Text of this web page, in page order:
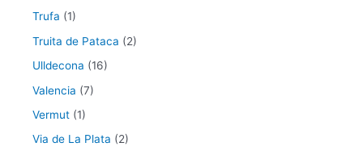
Trufa (1)
Truita de Pataca (2)
Ulldecona (16)
Valencia (7)
Vermut (1)
Via de La Plata (2)